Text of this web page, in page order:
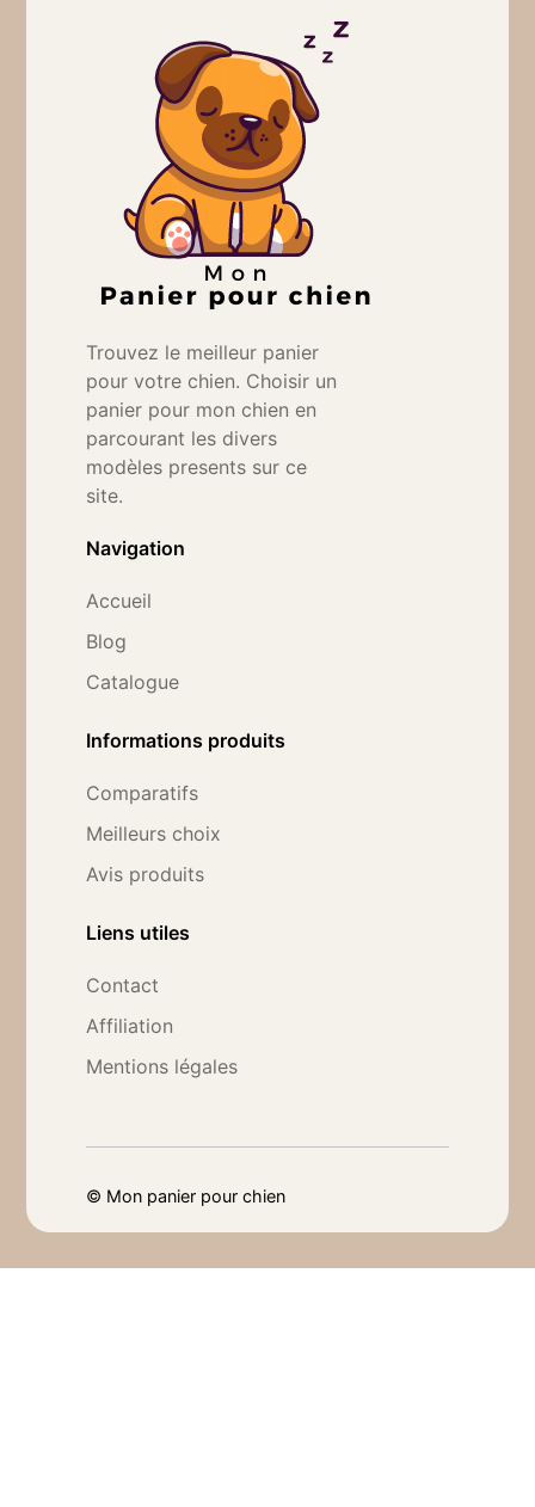
Trouvez le meilleur panier
pour votre chien. Choisir un
panier pour mon chien en
parcourant les divers
modèles presents sur ce
site.
Navigation
Accueil
Blog
Catalogue
Informations produits
Comparatifs
Meilleurs choix
Avis produits
Liens utiles
Contact
Affiliation
Mentions légales
© Mon panier pour chien